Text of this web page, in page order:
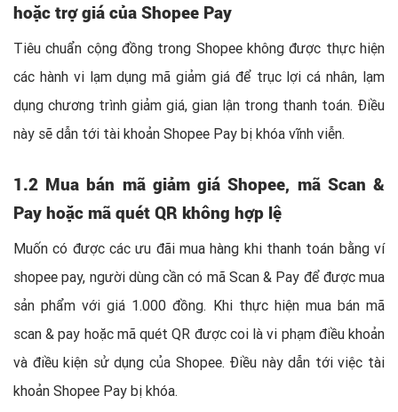
hoặc trợ giá của Shopee Pay
Tiêu chuẩn cộng đồng trong Shopee không được thực hiện
các hành vi lạm dụng mã giảm giá để trục lợi cá nhân, lạm
dụng chương trình giảm giá, gian lận trong thanh toán. Điều
này sẽ dẫn tới tài khoản Shopee Pay bị khóa vĩnh viễn.
1.2 Mua bán mã giảm giá Shopee, mã Scan &
Pay hoặc mã quét QR không hợp lệ
Muốn có được các ưu đãi mua hàng khi thanh toán bằng ví
shopee pay, người dùng cần có mã Scan & Pay để được mua
sản phẩm với giá 1.000 đồng. Khi thực hiện mua bán mã
scan & pay hoặc mã quét QR được coi là vi phạm điều khoản
và điều kiện sử dụng của Shopee. Điều này dẫn tới việc tài
khoản Shopee Pay bị khóa.